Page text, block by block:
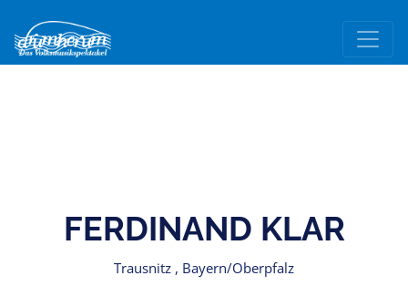
FERDINAND KLAR
Trausnitz , Bayern/Oberpfalz